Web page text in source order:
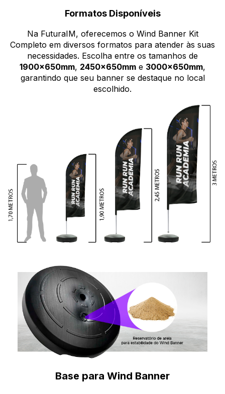
Formatos Disponíveis
Na FuturaIM, oferecemos o Wind Banner Kit
Completo em diversos formatos para atender às suas
necessidades. Escolha entre os tamanhos de
1900x650mm, 2450x650mm e 3000x650mm,
garantindo que seu banner se destaque no local
escolhido.
Base para Wind Banner